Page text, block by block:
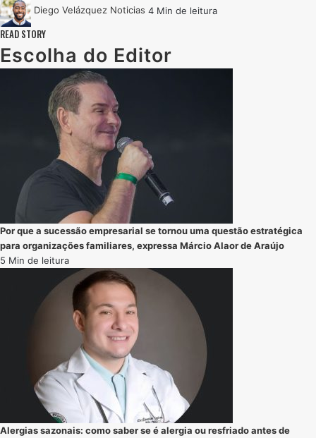
Diego Velázquez Noticias 4 Min de leitura
READ STORY
Escolha do Editor
Por que a sucessão empresarial se tornou uma questão estratégica
para organizações familiares, expressa Márcio Alaor de Araújo
5 Min de leitura
Alergias sazonais: como saber se é alergia ou resfriado antes de